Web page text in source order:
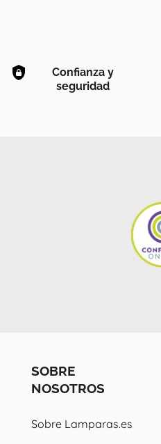
Confianza y
seguridad
SOBRE
NOSOTROS
Sobre Lamparas.es